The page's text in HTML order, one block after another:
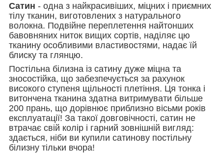
Сатин - одна з найкрасивіших, міцних і приємних
тілу тканин, виготовлених з натурального
волокна. Подвійне переплетення найтонших
бавовняних ниток вищих сортів, наділяє цю
тканину особливими властивостями, надає їй
блиску та глянцю.
Постільна білизна із сатину дуже міцна та
зносостійка, що забезпечується за рахунок
високого ступеня щільності плетіння. Ця тонка і
витончена тканина здатна витримувати більше
200 прань, що дорівнює приблизно вісьми років
експлуатації! За такої довговічності, сатин не
втрачає свій колір і гарний зовнішній вигляд:
здається, ніби ви купили сатинову постільну
білизну тільки вчора!